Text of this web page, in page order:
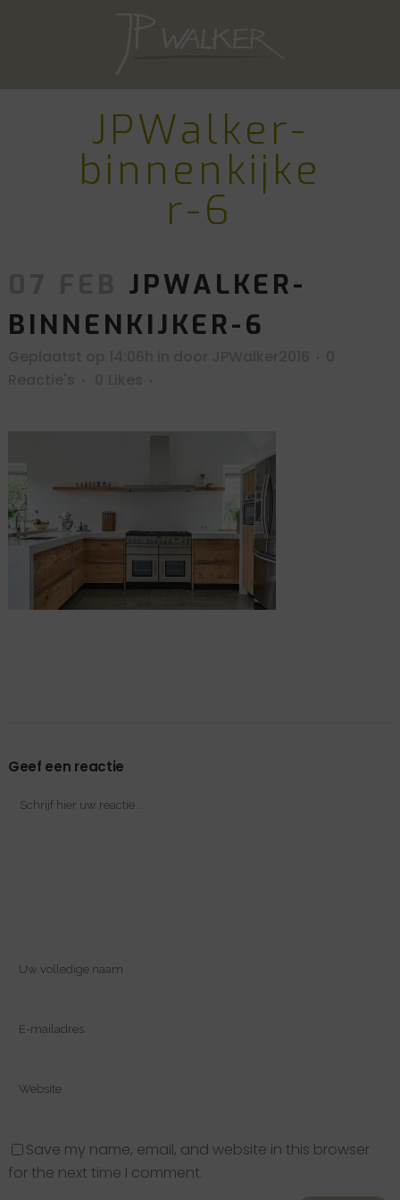
JPWalker-
binnenkijke
r-6
JPWALKER-
BINNENKIJKER-6
Geef een reactie
Save my name, email, and website in this browser
for the next time I comment.